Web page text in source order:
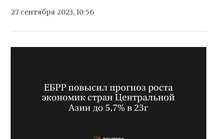
27 сентября 2023, 10:56